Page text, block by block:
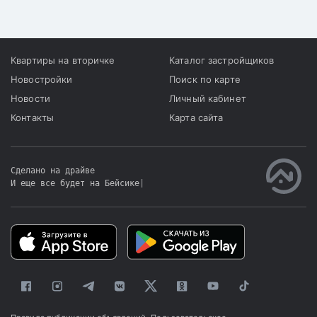
Квартиры на вторичке
Новостройки
Новости
Контакты
Каталог застройщиков
Поиск по карте
Личный кабинет
Карта сайта
Сделано на драйве
И еще все будет на Бейсике